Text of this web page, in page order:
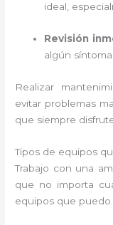
ideal,
Revisión
algún
Realizar
evitar problemas
que siempre
Tipos de equipos
Trabajo con una
que no importa
equipos que puedo